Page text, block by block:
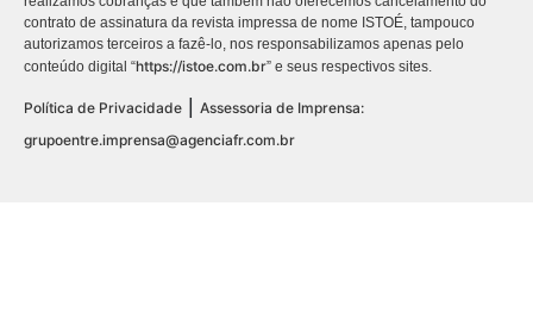
contrato de assinatura da revista impressa de nome ISTOÉ, tampouco
autorizamos terceiros a fazê-lo, nos responsabilizamos apenas pelo
conteúdo digital “https://istoe.com.br” e seus respectivos sites.
Política de Privacidade
Assessoria de Imprensa:
grupoentre.imprensa@agenciafr.com.br